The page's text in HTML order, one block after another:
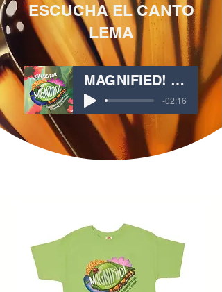
ESCUCHA EL CANTO
LEMA
MAGNIFIED! (EXALTADO)
-02:16